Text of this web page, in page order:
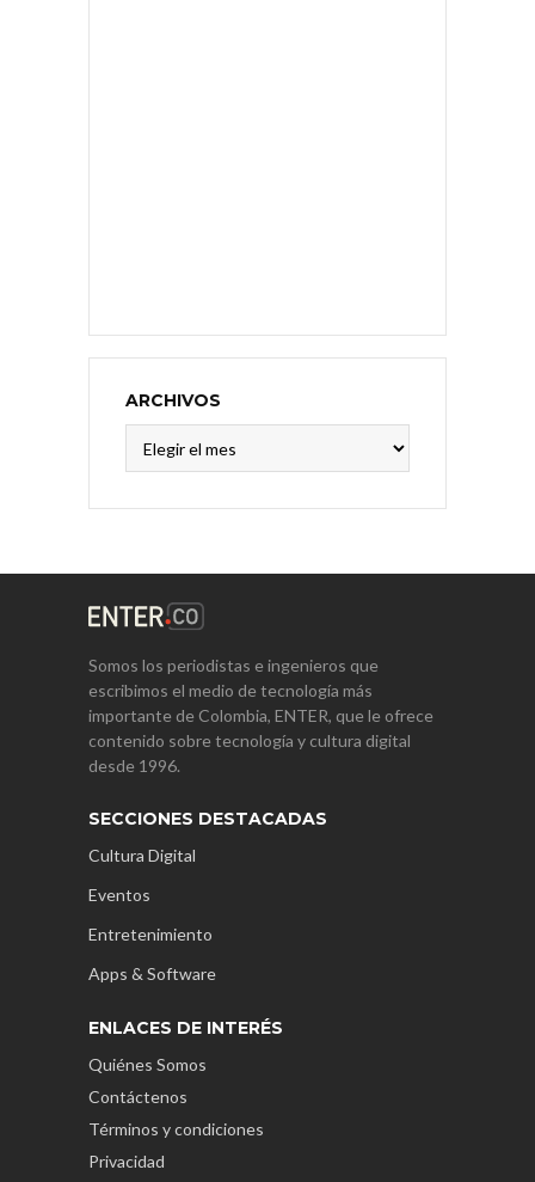
ARCHIVOS
Somos los periodistas e ingenieros que
escribimos el medio de tecnología más
importante de Colombia, ENTER, que le ofrece
contenido sobre tecnología y cultura digital
desde 1996.
SECCIONES DESTACADAS
Cultura Digital
Eventos
Entretenimiento
Apps & Software
ENLACES DE INTERÉS
Quiénes Somos
Contáctenos
Términos y condiciones
Privacidad